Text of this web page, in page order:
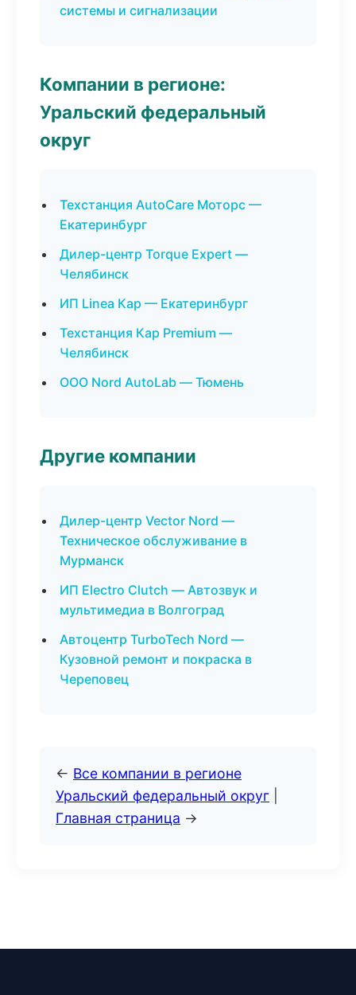
системы и сигнализации
Компании в регионе:
Уральский федеральный
округ
Техстанция AutoCare Моторс —
Екатеринбург
Дилер-центр Torque Expert —
Челябинск
ИП Linea Кар — Екатеринбург
Техстанция Кар Premium —
Челябинск
ООО Nord AutoLab — Тюмень
Другие компании
Дилер-центр Vector Nord —
Техническое обслуживание в
Мурманск
ИП Electro Clutch — Автозвук и
мультимедиа в Волгоград
Автоцентр TurboTech Nord —
Кузовной ремонт и покраска в
Череповец
← Все компании в регионе
Уральский федеральный округ
Главная страница →